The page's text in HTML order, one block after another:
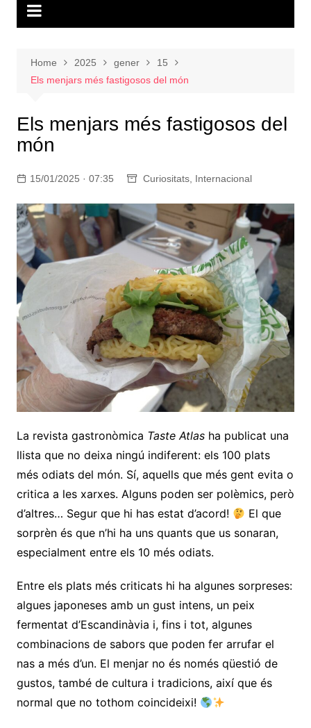
Home 2025 gener
15
Els menjars més fastigosos del món
Els menjars més fastigosos del
món
15/01/2025 · 07:35 Curiositats, Internacional
La revista gastronòmica Taste Atlasha publicat una
llista que no deixa ningú indiferent: els 100 plats
més odiats del món. Sí, aquells que més gent evita o
critica a les xarxes. Alguns poden ser polèmics, però
d’altres… Segur que hi has estat d’acord!
El que
sorprèn és que n’hi ha uns quants que us sonaran,
especialment entre els 10 més odiats.
Entre els plats més criticats hi ha algunes sorpreses:
algues japoneses amb un gust intens, un peix
fermentat d’Escandinàvia i, fins i tot, algunes
combinacions de sabors que poden fer arrufar el
nas a més d’un. El menjar no és només qüestió de
gustos, també de cultura i tradicions, així que és
normal que no tothom coincideixi!